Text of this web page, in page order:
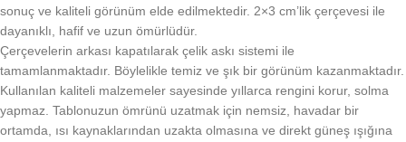
sonuç ve kaliteli görünüm elde edilmektedir. 2×3 cm’lik çerçevesi ile
dayanıklı, hafif ve uzun ömürlüdür.
Çerçevelerin arkası kapatılarak çelik askı sistemi ile
tamamlanmaktadır. Böylelikle temiz ve şık bir görünüm kazanmaktadır.
Kullanılan kaliteli malzemeler sayesinde yıllarca rengini korur, solma
yapmaz. Tablonuzun ömrünü uzatmak için nemsiz, havadar bir
ortamda, ısı kaynaklarından uzakta olmasına ve direkt güneş ışığına